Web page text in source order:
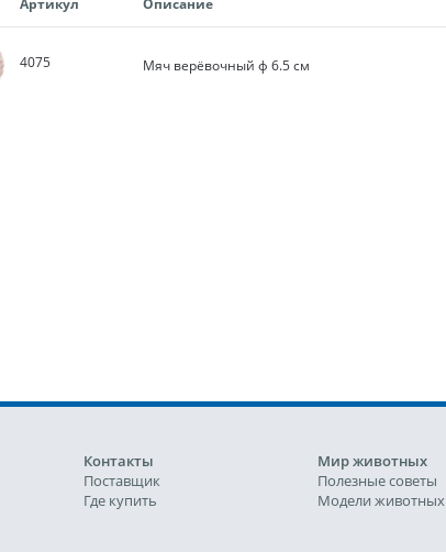
Артикул Описание
4075 Мяч верёвочный ф 6.5 см
Контакты
Поставщик
Где купить
Мир животных
Полезные советы
Модели животных